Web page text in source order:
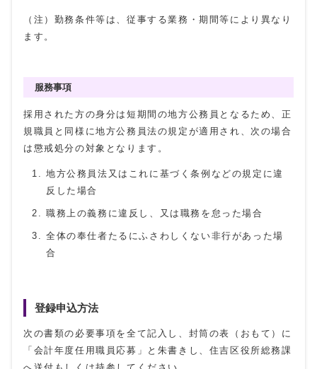
（注）勤務条件等は、従事する業務・期間等により異なり
ます。
服務事項
採用された方の身分は短期間の地方公務員となるため、正
規職員と同様に地方公務員法の規定が適用され、次の場合
は懲戒処分の対象となります。
地方公務員法又はこれに基づく条例などの規定に違
反した場合
職務上の義務に違反し、又は職務を怠った場合
全体の奉仕者たるにふさわしくない非行があった場
合
登録申込方法
次の書類の必要事項を全て記入し、封筒の表（おもて）に
「会計年度任用職員応募」と朱書きし、住吉区役所総務課